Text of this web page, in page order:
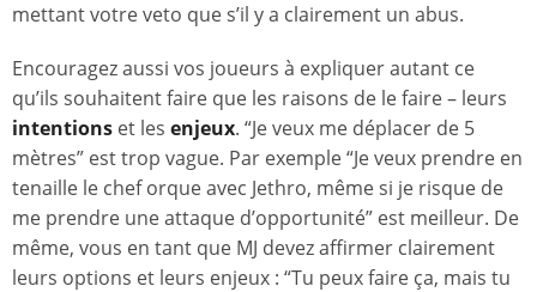
mettant votre veto que s’il y a clairement un abus.
Encouragez aussi vos joueurs à expliquer autant ce
qu’ils souhaitent faire que les raisons de le faire – leurs
intentions et les enjeux. “Je veux me déplacer de 5
mètres” est trop vague. Par exemple “Je veux prendre en
tenaille le chef orque avec Jethro, même si je risque de
me prendre une attaque d’opportunité” est meilleur. De
même, vous en tant que MJ devez affirmer clairement
leurs options et leurs enjeux : “Tu peux faire ça, mais tu